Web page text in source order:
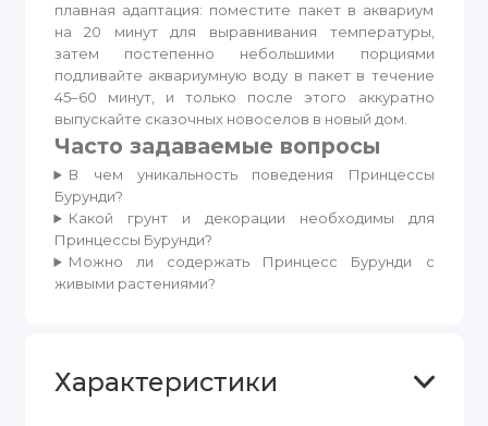
плавная адаптация: поместите пакет в аквариум
на 20 минут для выравнивания температуры,
затем постепенно небольшими порциями
подливайте аквариумную воду в пакет в течение
45–60 минут, и только после этого аккуратно
выпускайте сказочных новоселов в новый дом.
Часто задаваемые вопросы
В чем уникальность поведения Принцессы
Бурунди?
Какой грунт и декорации необходимы для
Принцессы Бурунди?
Можно ли содержать Принцесс Бурунди с
живыми растениями?
Характеристики